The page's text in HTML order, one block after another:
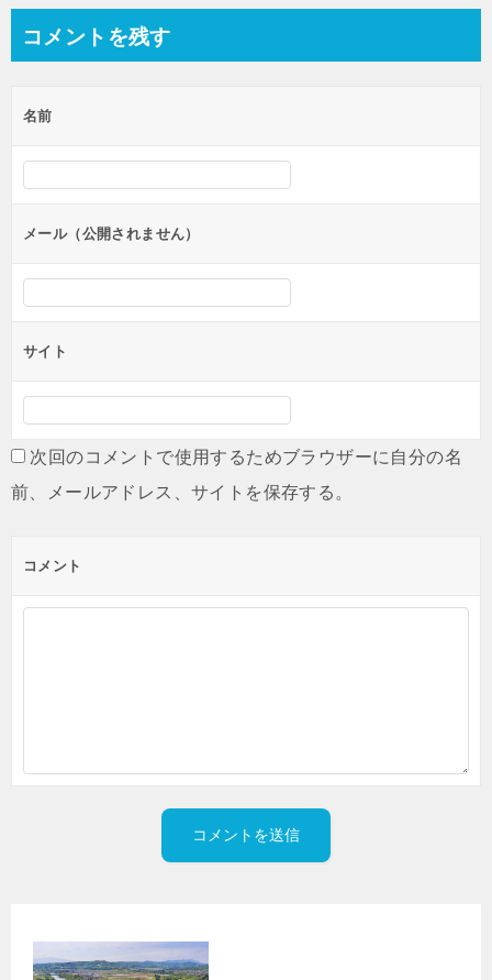
ビ
ー
シ
ン
コメントを残す
名前
メール（公開されません）
サイト
次回のコメントで使用するためブラウザーに自分の名
前、メールアドレス、サイトを保存する。
コメント